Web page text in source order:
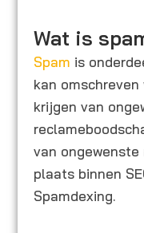
Wat is
Spam is
kan
krijgen van
van
plaats binnen
Spamdexing.